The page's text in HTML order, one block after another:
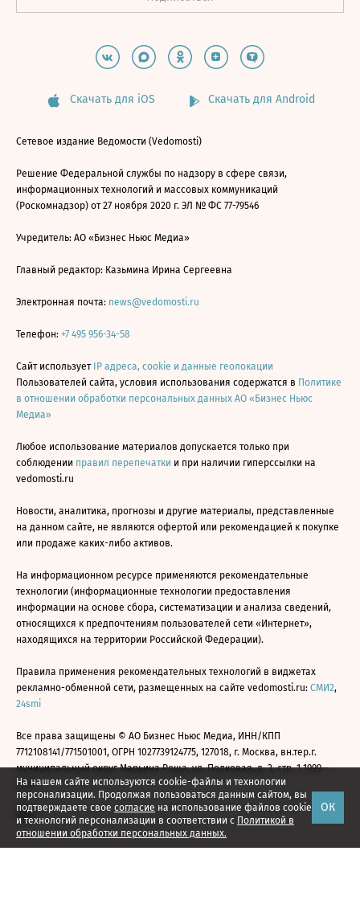
На нашем сайте используются cookie-файлы и технологии
персонализации. Продолжая пользоваться данным сайтом, вы
подтверждаете свое согласие на использование файлов cookie
и технологий персонализации в соответствии с Политикой в
отношении обработки персональных данных.
ОК
Скачать для iOS Скачать для Android
Сетевое издание Ведомости (Vedomosti)
Решение Федеральной службы по надзору в сфере связи,
информационных технологий и массовых коммуникаций
(Роскомнадзор) от 27 ноября 2020 г. ЭЛ № ФС 77-79546
Учредитель: АО «Бизнес Ньюс Медиа»
Главный редактор: Казьмина Ирина Сергеевна
Электронная почта: news@vedomosti.ru
Телефон: +7 495 956-34-58
Сайт использует IP адреса, cookie и данные геолокации
Пользователей сайта, условия использования содержатся в Политике
в отношении обработки персональных данных АО «Бизнес Ньюс
Медиа»
Любое использование материалов допускается только при
соблюдении правил перепечатки и при наличии гиперссылки на
vedomosti.ru
Новости, аналитика, прогнозы и другие материалы, представленные
на данном сайте, не являются офертой или рекомендацией к покупке
или продаже каких-либо активов.
На информационном ресурсе применяются рекомендательные
технологии (информационные технологии предоставления
информации на основе сбора, систематизации и анализа сведений,
относящихся к предпочтениям пользователей сети «Интернет»,
находящихся на территории Российской Федерации).
Правила применения рекомендательных технологий в виджетах
рекламно-обменной сети, размещенных на сайте vedomosti.ru: СМИ2,
24smi
Все права защищены © АО Бизнес Ньюс Медиа, ИНН/КПП
7712108141/771501001, ОГРН 1027739124775, 127018, г. Москва, вн.тер.г.
муниципальный округ Марьина Роща, ул. Полковая, д. 3, стр. 1 1999—
2026